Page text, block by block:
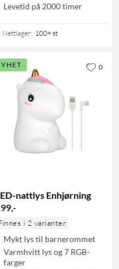
Levetid på 2000 timer
Nettlager: 100+ st
nattlys Enhjørning
,-
i 2 varianter
Mykt lys til barnerommet
Varmhvitt lys og 7 RGB-
farger
0